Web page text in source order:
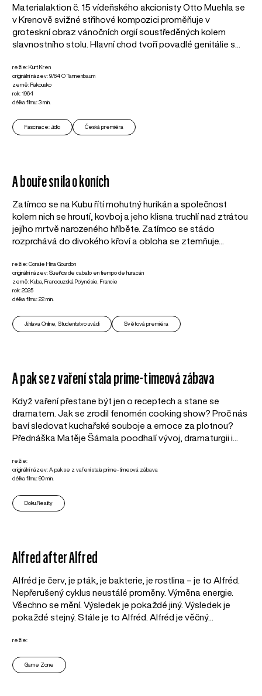
Materialaktion č. 15 vídeňského akcionisty Otto Muehla se
v Krenově svižné střihové kompozici proměňuje v
groteskní obraz vánočních orgií soustředěných kolem
slavnostního stolu. Hlavní chod tvoří povadlé genitálie s...
režie: Kurt Kren
originální název: 9/64 O Tannenbaum
země: Rakousko
rok: 1964
délka filmu: 3 min.
Fascinace: Jídlo Česká premiéra
A bouře snila o koních
Zatímco se na Kubu řítí mohutný hurikán a společnost
kolem nich se hroutí, kovboj a jeho klisna truchlí nad ztrátou
jejího mrtvě narozeného hříběte. Zatímco se stádo
rozprchává do divokého křoví a obloha se ztemňuje...
režie: Coralie Hina Gourdon
originální název: Sueños de caballo en tiempo de huracán
země: Kuba, Francouzská Polynésie, Francie
rok: 2025
délka filmu: 22 min.
Ji.hlava Online, Studentstvo uvádí Světová premiéra
A pak se z vaření stala prime-timeová zábava
Když vaření přestane být jen o receptech a stane se
dramatem. Jak se zrodil fenomén cooking show? Proč nás
baví sledovat kuchařské souboje a emoce za plotnou?
Přednáška Matěje Šámala poodhalí vývoj, dramaturgii i...
režie:
originální název: A pak se z vaření stala prime-timeová zábava
délka filmu: 90 min.
Doku.Reality
Alfred after Alfred
Alfréd je červ, je pták, je bakterie, je rostlina – je to Alfréd.
Nepřerušený cyklus neustálé proměny. Výměna energie.
Všechno se mění. Výsledek je pokaždé jiný. Výsledek je
pokaždé stejný. Stále je to Alfréd. Alfréd je věčný...
režie:
Game Zone